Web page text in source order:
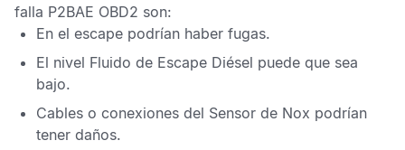
falla P2BAE OBD2 son:
En el escape podrían haber fugas.
El nivel Fluido de Escape Diésel puede que sea
bajo.
Cables o conexiones del Sensor de Nox podrían
tener daños.